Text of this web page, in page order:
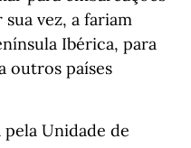
vez, a fariam
Ibérica, para
outros países
Unidade de